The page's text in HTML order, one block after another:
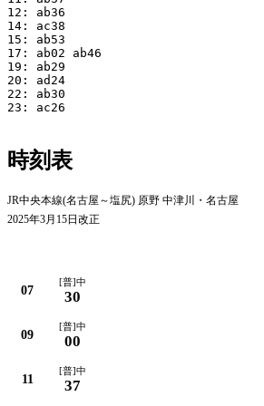
12: ab36
14: ac38
15: ab53
17: ab02 ab46
19: ab29
20: ad24
22: ab30
23: ac26
時刻表
JR中央本線(名古屋～塩尻) 原野 中津川・名古屋
2025年3月15日改正
07
[普]中
30
09
[普]中
00
11
[普]中
37